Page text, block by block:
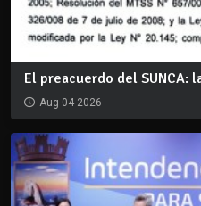
El preacuerdo del SUNCA:
Aug 04 2026